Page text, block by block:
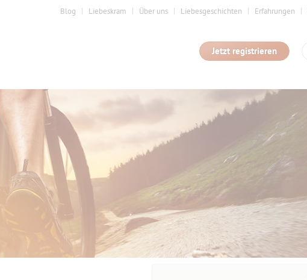
Blog Liebeskram Über uns Liebesgeschichten Erfahrungen
Jetzt registrieren